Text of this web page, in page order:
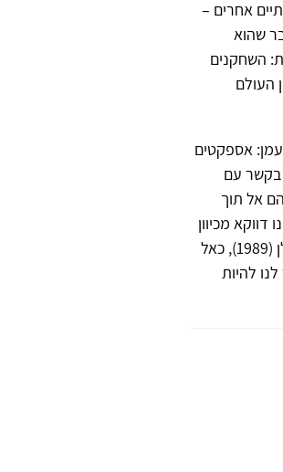
אחרים –
שהוא
השחקנים
העולם
אספקטים
עם
אל תוך
מכיוון
שאנחנו יכולים גם להתנער מהם. הוא משווה זאת לחלומות, כפי שהתייחס אליהם קפלן (1989), כאל
להיות